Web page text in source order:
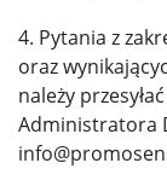
4. Pytania z
oraz
należy
Administratora